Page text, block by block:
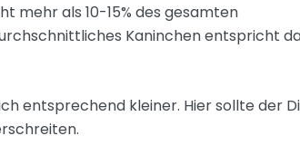
mehr als 10-15% des gesamten
Kaninchen entspricht
entsprechend kleiner. Hier sollte der